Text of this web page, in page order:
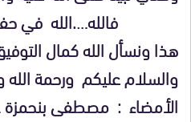
فالله….الله في حفظ
هذا ونسأل الله كمال
والسلام عليكم ورحمة الله
الأمضاء : مصطفى بنحمزة